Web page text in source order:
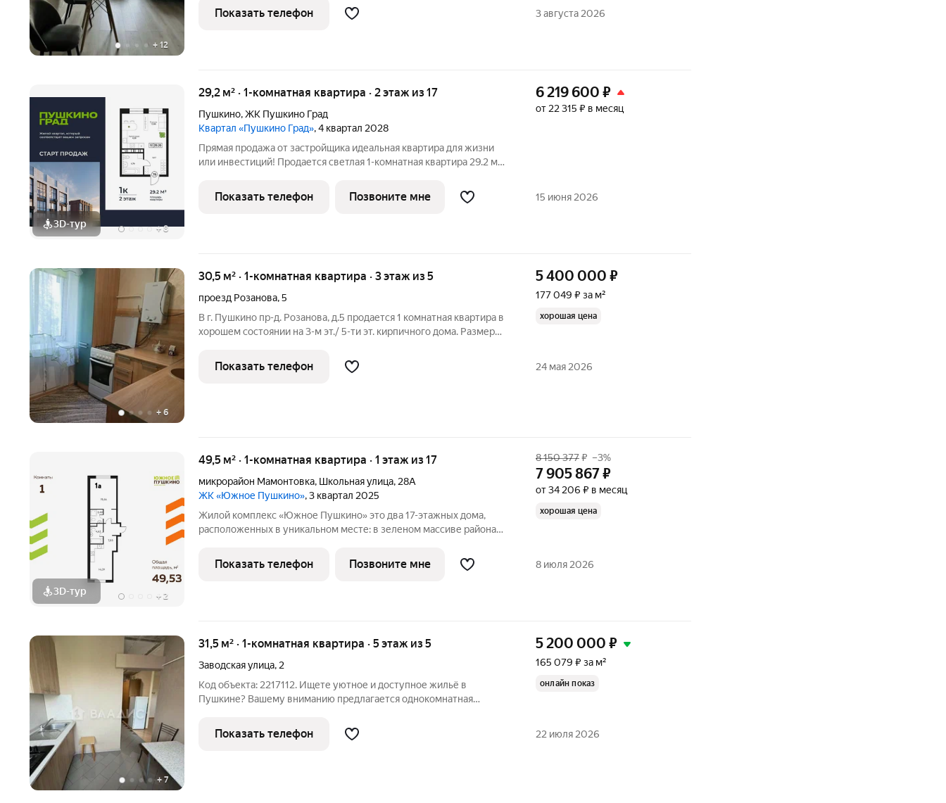
+ 12
этажного монолитного дома, построенного в 2022 году. Общая
площадь квартиры
Показать телефон 3 августа 2026
3D-тур +8
29,2 м² · 1-комнатная квартира · 2 этаж из 17
Пушкино,ЖК Пушкино Град
Квартал «Пушкино Град», 4 квартал 2028
Прямая продажа от застройщика идеальная квартира для жизни
или инвестиций! Продается светлая 1-комнатная квартира 29.2 м
бизнес-лайт «Пушкино Град». None Почему это выгодно: 1.
Удобная
6 219 600 ₽
от 22 315 ₽ в месяц
Показать телефон Позвоните мне 15 июня 2026
+ 6
30,5 м² · 1-комнатная квартира · 3 этаж из 5
проезд Розанова,5
В г. Пушкино пр-д. Розанова, д.5 продается 1 комнатная квартира в
хорошем состоянии на 3-м эт./ 5-ти эт. кирпичного дома. Размеры
санузел совмещенный, без балкона, с газовой колонкой.
5 400 000 ₽
177 049 ₽ за м²
хорошая цена
Показать телефон 24 мая 2026
3D-тур + 2
49,5 м² · 1-комнатная квартира · 1 этаж из 17
микрорайон Мамонтовка, Школьная улица, 28А
ЖК «Южное Пушкино», 3 квартал 2025
Жилой комплекс «Южное Пушкино» это два 17-этажных дома,
расположенных в уникальном месте: в зеленом массиве района
особенность сочетание уединённости и развитой
инфраструктуры. «Южное Пушкино»
8 150 377₽ –3%
7 905 867₽
от 34 206 ₽ в месяц
хорошая цена
Показать телефон Позвоните мне 8 июля 2026
+ 7
31,5 м² · 1-комнатная квартира · 5 этаж из 5
Заводская улица, 2
Код объекта: 2217112. Ищете уютное и доступное жильё в
Пушкине? Вашему вниманию предлагается однокомнатная
специалистов! Квартира расположена на 5 этаже пятиэтажного
кирпичного дома 1973
5 200 000 ₽
165 079 ₽ за м²
онлайн показ
Показать телефон 22 июля 2026